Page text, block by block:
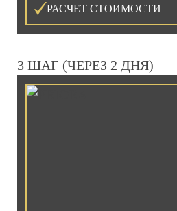
РАСЧЕТ СТОИМОСТИ
3 ШАГ (ЧЕРЕЗ 2 ДНЯ)